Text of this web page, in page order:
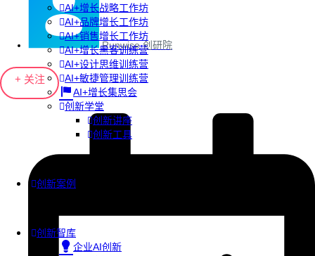
AI+增长战略工作坊
AI+品牌增长工作坊
AI+销售增长工作坊
AI+增长黑客训练营
AI+设计思维训练营
AI+敏捷管理训练营
AI+增长集思会
创新学堂
创新讲座
创新工具
创新案例
创新智库
企业AI创新
Runwise 创研院
+ 关注